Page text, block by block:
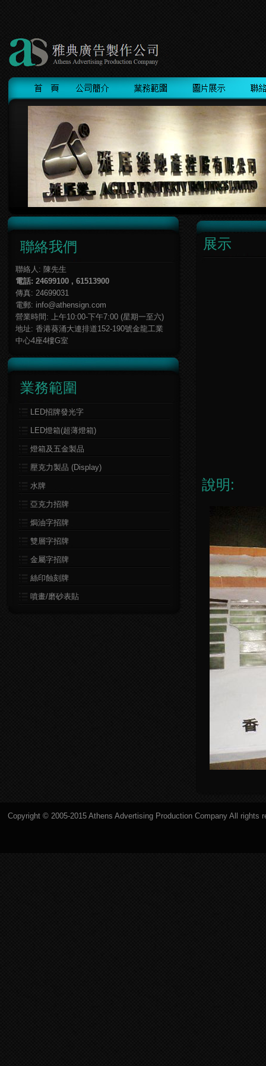
聯絡我們
聯絡人: 陳先生
電話: 24699100 , 61513900
傳真: 24699031
電郵: info@athensign.com
營業時間: 上午10:00-下午7:00 (星期一至六)
地址: 香港葵涌大連排道152-190號金龍工業
中心4座4樓G室
業務範圍
LED招牌發光字
LED燈箱(超薄燈箱)
燈箱及五金製品
壓克力製品 (Display)
水牌
亞克力招牌
焗油字招牌
雙層字招牌
金屬字招牌
絲印蝕刻牌
噴畫/磨砂表貼
展示
說明:
Copyright © 2005-2015 Athens Advertising Production Company All rights